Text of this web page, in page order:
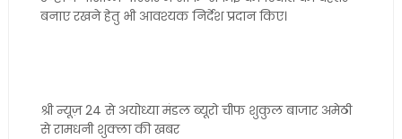
बनाए रखने हेतु भी आवश्यक निर्देश प्रदान किए।
श्री न्यूज़ 24 से अयोध्या मंडल ब्यूरो चीफ शुकुल बाजार अमेठी
से रामधनी शुक्ला की खबर